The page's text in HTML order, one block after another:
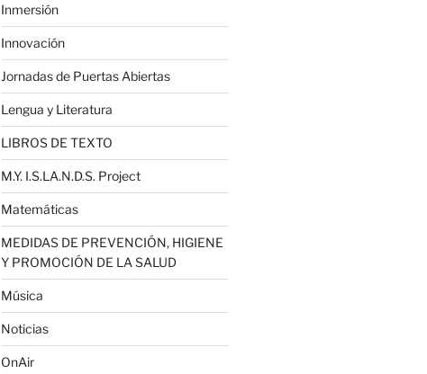
Inmersión
Innovación
Jornadas de Puertas Abiertas
Lengua y Literatura
LIBROS DE TEXTO
M.Y. I.S.LA.N.D.S. Project
Matemáticas
MEDIDAS DE PREVENCIÓN, HIGIENE
Y PROMOCIÓN DE LA SALUD
Música
Noticias
OnAir